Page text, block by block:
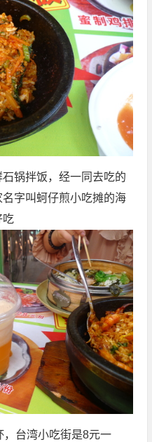
锅拌饭，经一同去吃的
字叫蚵仔煎小吃摊的海
吃
台湾小吃街是8元一